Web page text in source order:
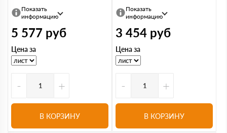
Показать
информацию
5 577 руб
Цена за
- +
В КОРЗИНУ
Показать
информацию
3 454 руб
Цена за
- +
В КОРЗИНУ